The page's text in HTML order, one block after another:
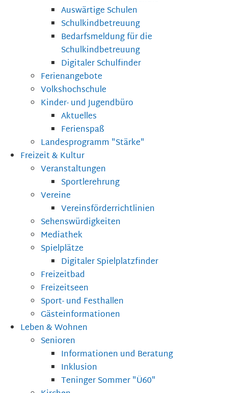
Auswärtige Schulen
Schulkindbetreuung
Bedarfsmeldung für die
Schulkindbetreuung
Digitaler Schulfinder
Ferienangebote
Volkshochschule
Kinder- und Jugendbüro
Aktuelles
Ferienspaß
Landesprogramm "Stärke"
Freizeit & Kultur
Veranstaltungen
Sportlerehrung
Vereine
Vereinsförderrichtlinien
Sehenswürdigkeiten
Mediathek
Spielplätze
Digitaler Spielplatzfinder
Freizeitbad
Freizeitseen
Sport- und Festhallen
Gästeinformationen
Leben & Wohnen
Senioren
Informationen und Beratung
Inklusion
Teninger Sommer "Ü60"